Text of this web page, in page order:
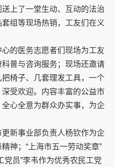
上了一堂生动、互动的法治
组等现场热销，工友们在义
的医务志愿者们现场为工友
普与咨询服务；现场还邀请
椅子、几套理发工具，一个
受欢迎。内容丰富的公益市
心全意为群众办实事，为企
新事业部负责人杨钦作为企
神；“上海市五一劳动奖章”
党员”李韦作为优秀农民工党